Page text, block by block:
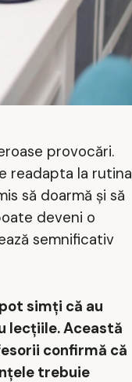
provocări.
readapta la rutina
să doarmă și să
deveni o
semnificativ
simți că au
lecțiile. Această
confirmă că
trebuie